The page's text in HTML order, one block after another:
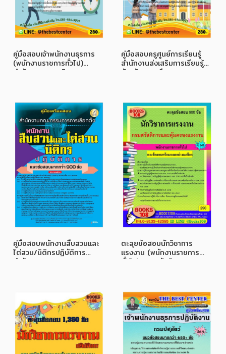
คู่มือสอบเจ้าพนักงานธุรการ
(พนักงานราชการทั่วไป)
สำนักงานเศรษฐกิจการเกษตร
คู่มือสอบครูศูนย์การเรียนรู้
สำนักงานส่งเสริมการเรียนรู้
จังหวัดยะลา ปี 68
คู่มือสอบพนักงานสืบสวนและ
ไต่สวน/นิติกรปฏิบัติการ
สำนักงานคณะกรรมการการ
ตะลุยข้อสอบนักวิชาการ
แรงงาน (พนักงานราชการ
ทั่วไป) กรมสวัสดิการและ